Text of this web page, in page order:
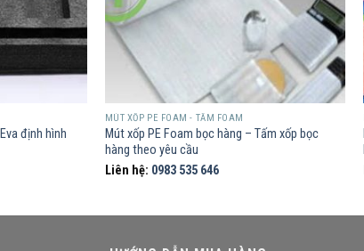
định hình
MÚT XỐP PE FOAM - TẤM FOAM
Mút xốp PE Foam bọc hàng – Tấm xốp bọc
hàng theo yêu cầu
Liên hệ: 0983 535 646